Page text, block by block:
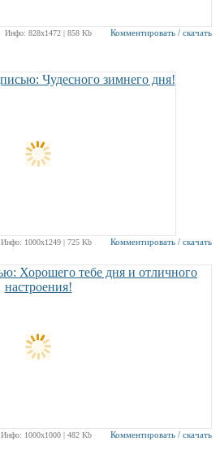
Инфо: 828х1472 | 858 Kb Комментировать / скачать
Инфо: 1000х1249 | 725 Kb Комментировать / скачать
Инфо: 1000х1000 | 482 Kb Комментировать / скачать